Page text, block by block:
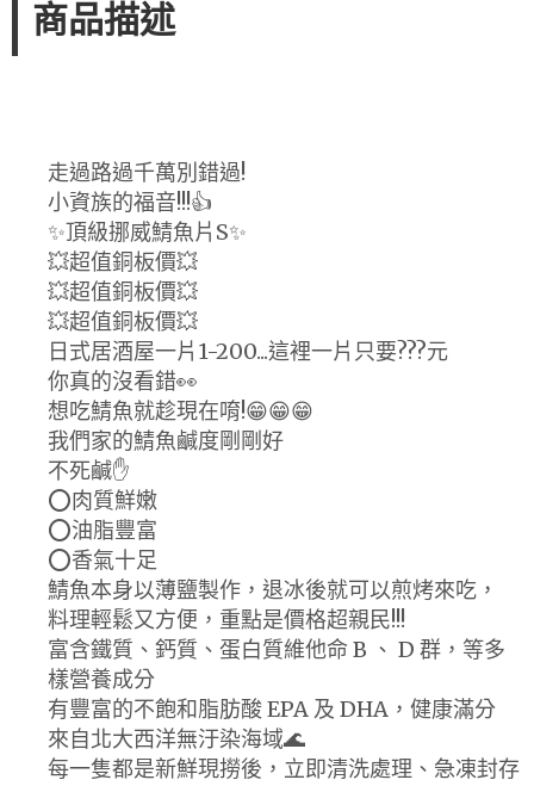
商品描述
走過路過千萬別錯過!
小資族的福音!!!👍
✨頂級挪威鯖魚片S✨
💥超值銅板價💥
💥超值銅板價💥
💥超值銅板價💥
日式居酒屋一片1-200...這裡一片只要???元
你真的沒看錯👀
想吃鯖魚就趁現在唷!😁😁😁
我們家的鯖魚鹹度剛剛好
不死鹹✋
⭕️肉質鮮嫩
⭕️油脂豐富
⭕️香氣十足
鯖魚本身以薄鹽製作，退冰後就可以煎烤來吃，
料理輕鬆又方便，重點是價格超親民!!!
富含鐵質、鈣質、蛋白質維他命 B 、 D 群，等多
樣營養成分
有豐富的不飽和脂肪酸 EPA 及 DHA，健康滿分
來自北大西洋無汙染海域🌊
每一隻都是新鮮現撈後，立即清洗處理、急凍封存